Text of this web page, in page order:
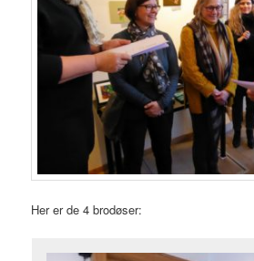
Her er de 4 brodøser: